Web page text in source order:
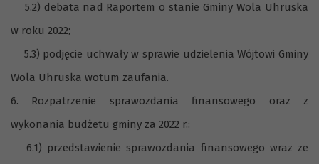
5.2) debata nad Raportem o stanie Gminy Wola Uhruska
w roku 2022;
5.3) podjęcie uchwały w sprawie udzielenia Wójtowi Gminy
Wola Uhruska wotum zaufania.
6. Rozpatrzenie sprawozdania finansowego oraz z
wykonania budżetu gminy za 2022 r.:
6.1) przedstawienie sprawozdania finansowego wraz ze